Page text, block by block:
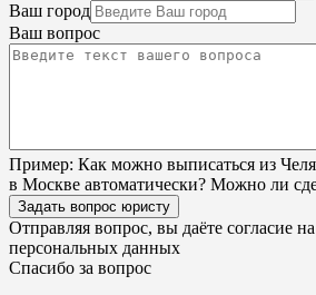
Ваш город
Ваш вопрос
Пример: Как можно выписаться из
в Москве автоматически? Можно ли
Задать вопрос юристу
Отправляя вопрос, вы даёте согласие на
персональных данных
Спасибо за вопрос